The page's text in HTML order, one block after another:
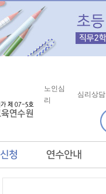
노인심
리
심리상담